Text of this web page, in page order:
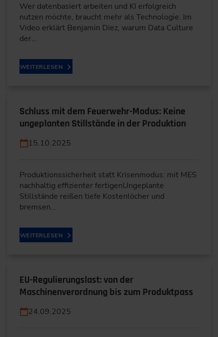
Wer datenbasiert arbeiten und KI erfolgreich
nutzen möchte, braucht mehr als Technologie. Im
Video erklärt Benjamin Diez, warum Data Culture
der…
WEITERLESEN
Schluss mit dem Feuerwehr-Modus: Keine
ungeplanten Stillstände in der Produktion
15.10.2025
Produktionssicherheit statt Krisenmodus: mit MES
nachhaltig effizienter fertigenUngeplante
Stillstände reißen tiefe Kostenlöcher und
bremsen…
WEITERLESEN
EU-Regulierungslast: von der
Maschinenverordnung bis zum Produktpass
24.09.2025